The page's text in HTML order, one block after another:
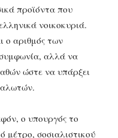
προϊόντα που
νοικοκυριά.
ο αριθμός των
αλλά να
ώστε να υπάρξει
ο υπουργός το
μέτρο, σοσιαλιστικού